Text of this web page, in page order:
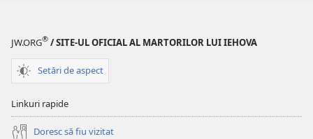
JW.ORG® / SITE-UL OFICIAL AL MARTORILOR LUI IEHOVA
Setări de aspect
Linkuri rapide
Doresc să fiu vizitat